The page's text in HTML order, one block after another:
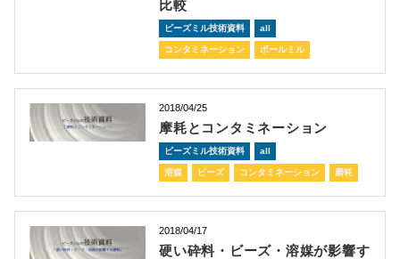
比較
ビーズミル技術資料 all
コンタミネーション ボールミル
2018/04/25
摩耗とコンタミネーション
ビーズミル技術資料 all
溶媒 ビーズ コンタミネーション 磨耗
2018/04/17
硬い砕料・ビーズ・溶媒が影響す